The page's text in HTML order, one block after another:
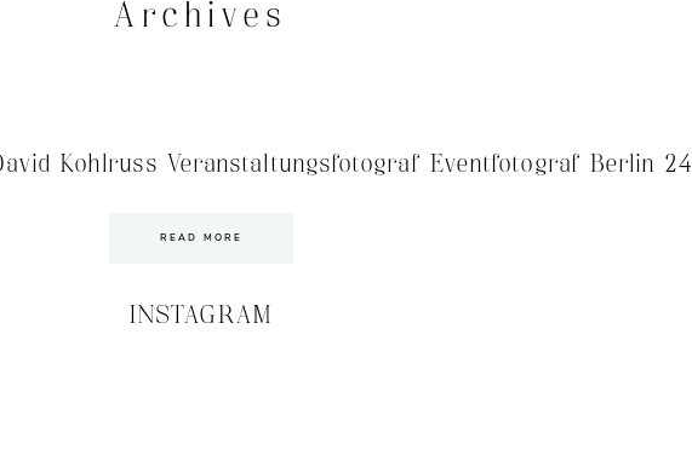
Archives
Kohlruss Veranstaltungsfotograf Eventfotograf Berlin 24
READ MORE
INSTAGRAM